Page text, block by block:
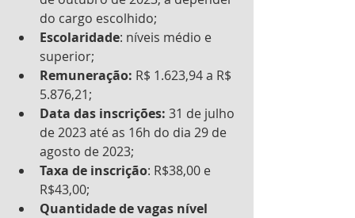
do cargo escolhido;
Escolaridade: níveis médio e
superior;
Remuneração: R$ 1.623,94 a R$
5.876,21;
Data das inscrições: 31 de julho
de 2023 até as 16h do dia 29 de
agosto de 2023;
Taxa de inscrição: R$38,00 e
R$43,00;
Quantidade de vagas nível